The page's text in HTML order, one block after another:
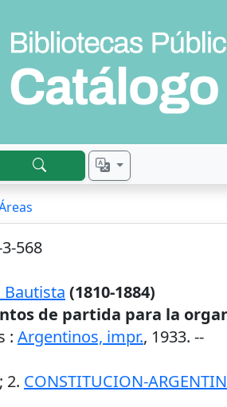
568
Bautista (1810-1884)
de partida para la
: Argentinos, impr., 1933. --
; 2. CONSTITUCION-